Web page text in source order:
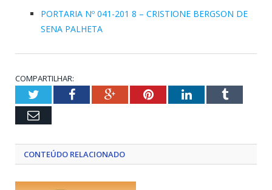
PORTARIA Nº 041-201 8 – CRISTIONE BERGSON DE
SENA PALHETA
COMPARTILHAR:
TwitterFacebookGoogle+PinterestLinkedInTumblr
Email
CONTEÚDO RELACIONADO